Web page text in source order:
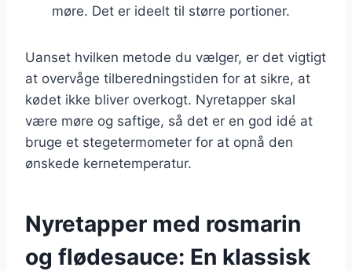
møre. Det er ideelt til større portioner.
Uanset hvilken metode du vælger, er det vigtigt
at overvåge tilberedningstiden for at sikre, at
kødet ikke bliver overkogt. Nyretapper skal
være møre og saftige, så det er en god idé at
bruge et stegetermometer for at opnå den
ønskede kernetemperatur.
Nyretapper med rosmarin
og flødesauce: En klassisk